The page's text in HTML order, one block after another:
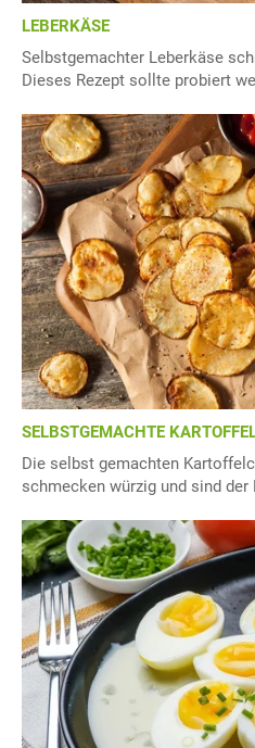
LEBERKÄSE
Selbstgemachter Leberkäse
Dieses Rezept sollte probiert
SELBSTGEMACHTE
Die selbst gemachten
schmecken würzig und sind der